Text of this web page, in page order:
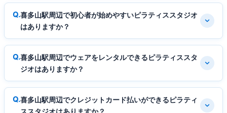
喜多山駅周辺で初心者が始めやすいピラティススタジオ
はありますか？
喜多山駅周辺でウェアをレンタルできるピラティススタ
ジオはありますか？
喜多山駅周辺でクレジットカード払いができるピラティ
ススタジオはありますか？